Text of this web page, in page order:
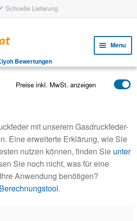
Schnelle Lieferung
Menu
menu
child
menu
Bewertungen
Preise inkl. MwSt. anzeigen
mit unserem Gasdruckfeder-
Eine erweiterte Erklärung, wie Sie
nutzen können, finden Sie unter
Sie noch nicht, was für eine
Anwendung benötigen?
Berechnungstool.